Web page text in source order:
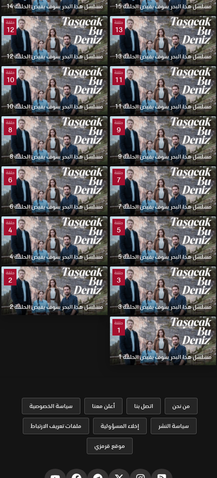
مسلسل هذا البحر سوف يفيض الحلقة 15 مسلسل هذا البحر سوف يفيض الحلقة 14
حلقة
13
مسلسل هذا البحر سوف يفيض الحلقة 13
حلقة
12
مسلسل هذا البحر سوف يفيض الحلقة 12
حلقة
11
مسلسل هذا البحر سوف يفيض الحلقة 11
حلقة
10
مسلسل هذا البحر سوف يفيض الحلقة 10
حلقة
9
مسلسل هذا البحر سوف يفيض الحلقة 9
حلقة
8
مسلسل هذا البحر سوف يفيض الحلقة 8
حلقة
7
مسلسل هذا البحر سوف يفيض الحلقة 7
حلقة
6
مسلسل هذا البحر سوف يفيض الحلقة 6
حلقة
5
مسلسل هذا البحر سوف يفيض الحلقة 5
حلقة
4
مسلسل هذا البحر سوف يفيض الحلقة 4
حلقة
3
مسلسل هذا البحر سوف يفيض الحلقة 3
حلقة
2
مسلسل هذا البحر سوف يفيض الحلقة 2
حلقة
1
مسلسل هذا البحر سوف يفيض الحلقة 1
من نحن اتصل بنا أعلن معنا
سياسة الخصوصية
سياسة النشر
إخلاء المسؤولية
ملفات تعريف الارتباط
موقع قرمزي